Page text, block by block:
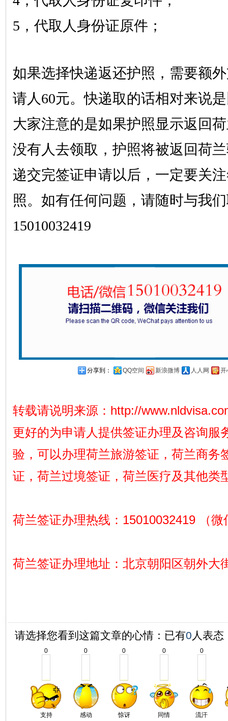
5，代取人身份证原件；
如果选择快递返还护照，需要额
请人 60元。快递取的话相对来说
大家注意的是如果护照显示返回
没有人去领取，护照将被返回荷
递交完签证申请以后，一定要关
照。如有任何问题，请随时与我
15010032419
分享到： QQ空间 新浪微博 人人网 开
转载请说明来源： http://
更好的为申请人提供签证办理及咨询服
验，可以办理荷兰旅游签证，荷兰商务
证，荷兰过境签证，荷兰医疗及其他类
荷兰签证办理热线：15010032419 （
荷兰签证办理地址：北京朝阳区朝外大
请选择您看到这篇文章的心情：已有0 人表态
0
支持
0
感动
0
惊讶
0
同情
0
流汗